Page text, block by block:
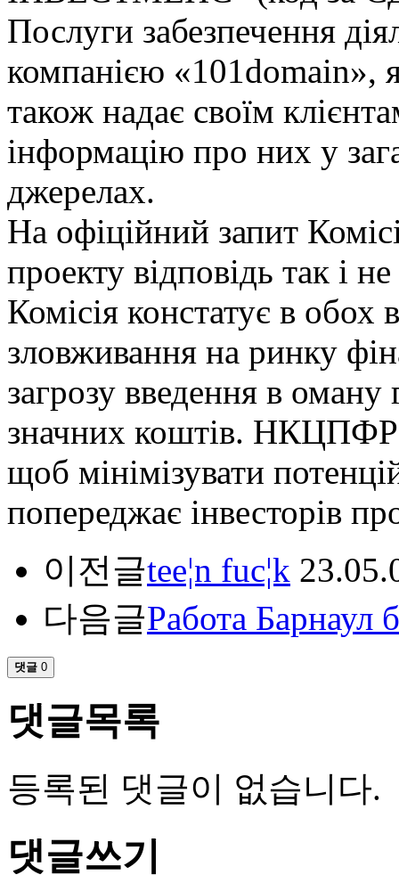
Послуги забезпечення
компанією «101domain»,
також надає своїм
інформацію про них у
джерелах.
На офіційний запит
проекту відповідь так і
Комісія констатує в
зловживання на ринку
загрозу введення в
значних коштів. НКЦПФР
щоб мінімізувати
попереджає інвесторів
이전글tee¦n fuc¦k
다음글Работа Барнаул
댓글 0
댓글목록
등록된 댓글이 없습니다.
댓글쓰기